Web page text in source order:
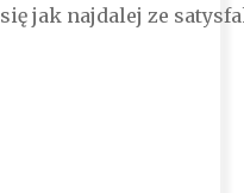
jak najdalej ze